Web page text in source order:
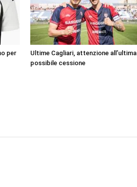
per
Ultime Cagliari, attenzione all’ultima
possibile cessione